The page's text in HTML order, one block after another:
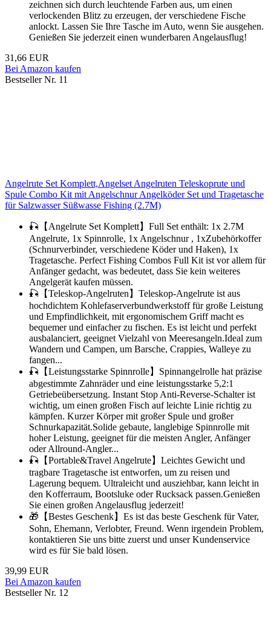
zeichnen sich durch leuchtende Farben aus, um einen
verlockenden Blitz zu erzeugen, der verschiedene Fische
anlockt. Lassen Sie Ihre Tasche im Auto, wenn Sie ausgehen.
Genießen Sie jederzeit einen wunderbaren Angelausflug!
31,66 EUR
Bei Amazon kaufen
Bestseller Nr. 11
Angelrute Set Komplett,Angelset Angelruten Teleskoprute und
Spule Combo Kit mit Angelschnur Angelköder Set und Tragetasche
für Salzwasser Süßwasse Fishing (2.7M)
🎣【Angelrute Set Komplett】Full Set enthält: 1x 2.7M
Angelrute, 1x Spinnrolle, 1x Angelschnur , 1xZubehörkoffer
(Schnurverbinder, verschiedene Köder und Haken), 1x
Tragetasche. Perfect Fishing Combos Full Kit ist vor allem für
Anfänger gedacht, was bedeutet, dass Sie kein weiteres
Angelgerät kaufen müssen.
🎣【Teleskop-Angelruten】Teleskop-Angelrute ist aus
hochdichtem Kohlefaserverbundwerkstoff für große Leistung
und Empfindlichkeit, mit ergonomischem Griff macht es
bequemer und einfacher zu fischen. Es ist leicht und perfekt
ausbalanciert, geeignet Vielzahl von Meeresangeln.Ideal zum
Wandern und Campen, um Barsche, Crappies, Walleye zu
fangen...
🎣【Leistungsstarke Spinnrolle】Spinnangelrolle hat präzise
abgestimmte Zahnräder und eine leistungsstarke 5,2:1
Getriebeübersetzung. Instant Stop Anti-Reverse-Schalter ist
wichtig, um einen großen Fisch auf leichte Linie richtig zu
kämpfen. Kurzer Körper mit großer Spule und großer
Schnurkapazität.Solide gebaute, langlebige Spinnrolle mit
hoher Leistung, geeignet für die meisten Angler, Anfänger
oder Allround-Angler...
🎣【Portable&Travel Angelrute】Leichtes Gewicht und
tragbare Tragetasche ist entworfen, um zu reisen und
Lagerung bequem. Ultraleicht und ausziehbar, kann leicht in
den Kofferraum, Bootsluke oder Rucksack passen.Genießen
Sie einen großen Angelausflug jederzeit!
🎁【Bestes Geschenk】Es ist das beste Geschenk für Vater,
Sohn, Ehemann, Verlobter, Freund. Wenn irgendein Problem,
kontaktieren Sie uns bitte zuerst und unser Kundenservice
wird es für Sie bald lösen.
39,99 EUR
Bei Amazon kaufen
Bestseller Nr. 12